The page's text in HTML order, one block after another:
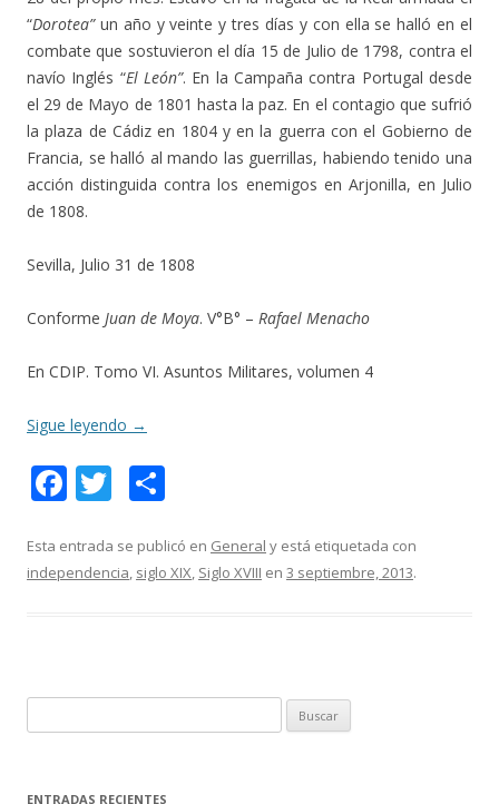
“Dorotea”un año y veinte y tres días y con ella se halló en el
combate que sostuvieron el día 15 de Julio de 1798, contra el
navío Inglés “El León”. En la Campaña contra Portugal desde
el 29 de Mayo de 1801 hasta la paz. En el contagio que sufrió
la plaza de Cádiz en 1804 y en la guerra con el Gobierno de
Francia, se halló al mando las guerrillas, habiendo tenido una
acción distinguida contra los enemigos en Arjonilla, en Julio
de 1808.
Sevilla, Julio 31 de 1808
Conforme Juan de Moya. V°B° – Rafael Menacho
En CDIP. Tomo VI. Asuntos Militares, volumen 4
Sigue leyendo →
F
e
b
k
T
itt
er
m
p
r
Esta entrada se publicó en General y está etiquetada con
independencia, siglo XIX, Siglo XVIII en 3 septiembre, 2013.
u
c
ENTRADAS RECIENTES